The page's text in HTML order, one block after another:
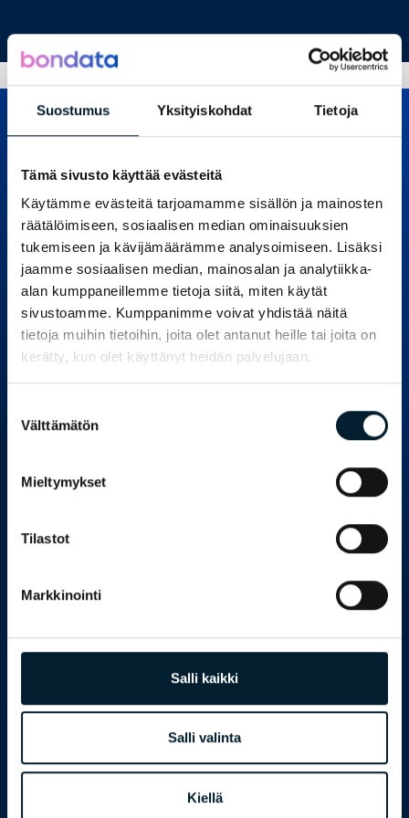
Suostumus Yksityiskohdat Tietoja
Tämä sivusto käyttää evästeitä
Käytämme evästeitä tarjoamamme sisällön ja mainosten
räätälöimiseen, sosiaalisen median ominaisuuksien
tukemiseen ja kävijämäärämme analysoimiseen. Lisäksi
jaamme sosiaalisen median, mainosalan ja analytiikka-
alan kumppaneillemme tietoja siitä, miten käytät
sivustoamme. Kumppanimme voivat yhdistää näitä
tietoja muihin tietoihin, joita olet antanut heille tai joita on
kerätty, kun olet käyttänyt heidän palvelujaan.
valinta
Välttämätön
Mieltymykset
Tilastot
Markkinointi
Salli kaikki
Salli valinta
Kiellä
Loading...
Bondata tutkimuspalvelut
Palvelut yrityksille
Palvelut julkiselle sektorille
Asiakkaamme
Tutki ja tiedosta
Meistä
© Copyright 2026 • Bondata Tutkimuspalvelut | Entinen
Innolink • All rights reserved.